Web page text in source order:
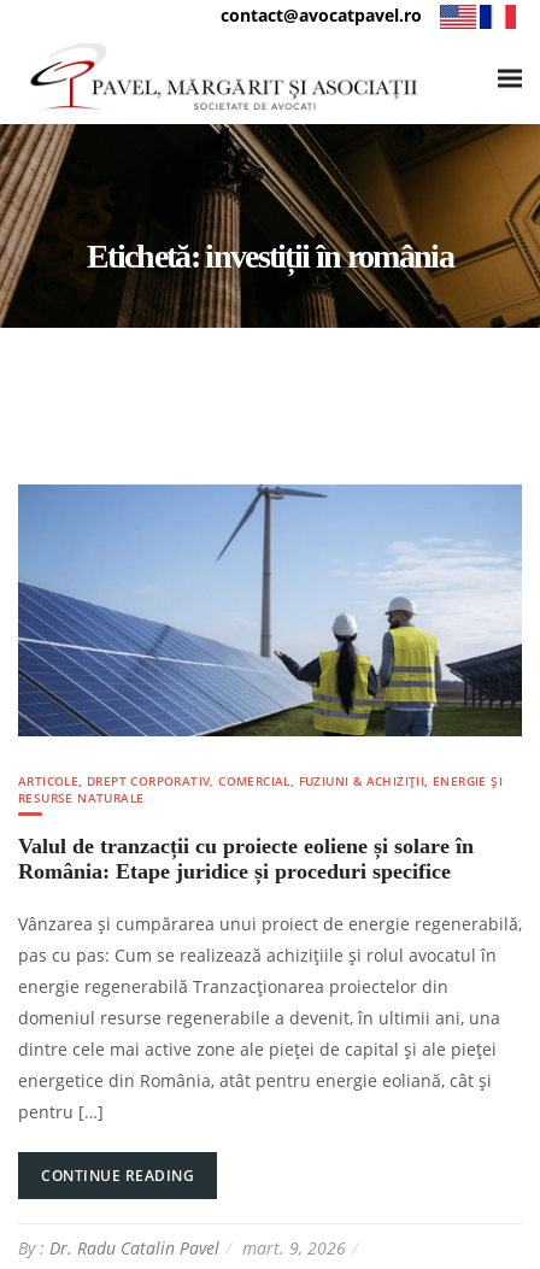
contact@avocatpavel.ro
Etichetă:investiții în românia
ARTICOLE, DREPT CORPORATIV, COMERCIAL, FUZIUNI & ACHIZIȚII, ENERGIE ȘI
RESURSE NATURALE
Valul de tranzacții cu proiecte eoliene și solare în
România: Etape juridice și proceduri specifice
Vânzarea și cumpărarea unui proiect de energie regenerabilă,
pas cu pas: Cum se realizează achizițiile și rolul avocatul în
energie regenerabilă Tranzacționarea proiectelor din
domeniul resurse regenerabile a devenit, în ultimii ani, una
dintre cele mai active zone ale pieței de capital și ale pieței
energetice din România, atât pentru energie eoliană, cât și
pentru […]
CONTINUE READING
By : Dr. Radu Catalin Pavel mart. 9, 2026